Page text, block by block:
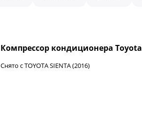
Компрессор кондиционера Toyota
Снято с TOYOTA SIENTA (2016)